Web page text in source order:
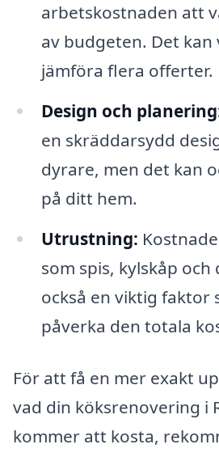
arbetskostnaden att
av budgeten. Det
jämföra flera offerter.
Design och
en skräddarsydd
dyrare, men det kan
på ditt hem.
Utrustning:
som spis, kylskåp och
också en viktig faktor
påverka den totala
För att få en mer exakt
vad din köksrenovering i
kommer att kosta,